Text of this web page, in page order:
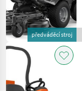
předváděcí stroj